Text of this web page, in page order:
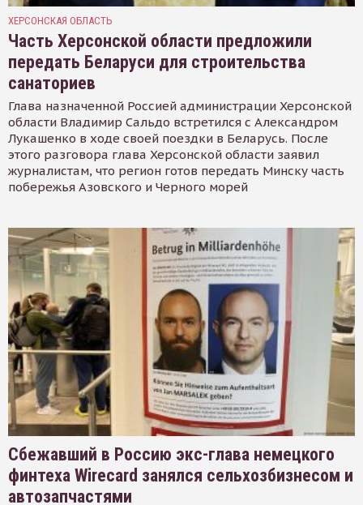
ХЕРСОНСКАЯ ОБЛАСТЬ
Часть Херсонской области предложили
передать Беларуси для строительства
санаториев
Глава назначенной Россией администрации Херсонской
области Владимир Сальдо встретился с Александром
Лукашенко в ходе своей поездки в Беларусь. После
этого разговора глава Херсонской области заявил
журналистам, что регион готов передать Минску часть
побережья Азовского и Черного морей
Сбежавший в Россию экс-глава немецкого
финтеха Wirecard занялся сельхозбизнесом и
автозапчастями